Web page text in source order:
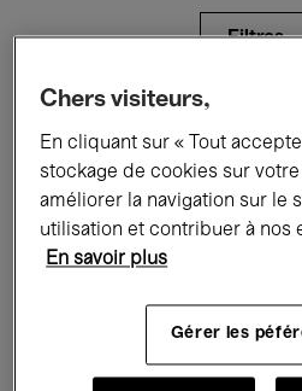
Filtres
Expositions Films
Rencontres & Débats
Musique électronique
Chers visiteurs,
En cliquant sur « Tout
stockage de cookies sur
améliorer la navigation sur le
utilisation et contribuer à nos
En savoir plus
Gérer les